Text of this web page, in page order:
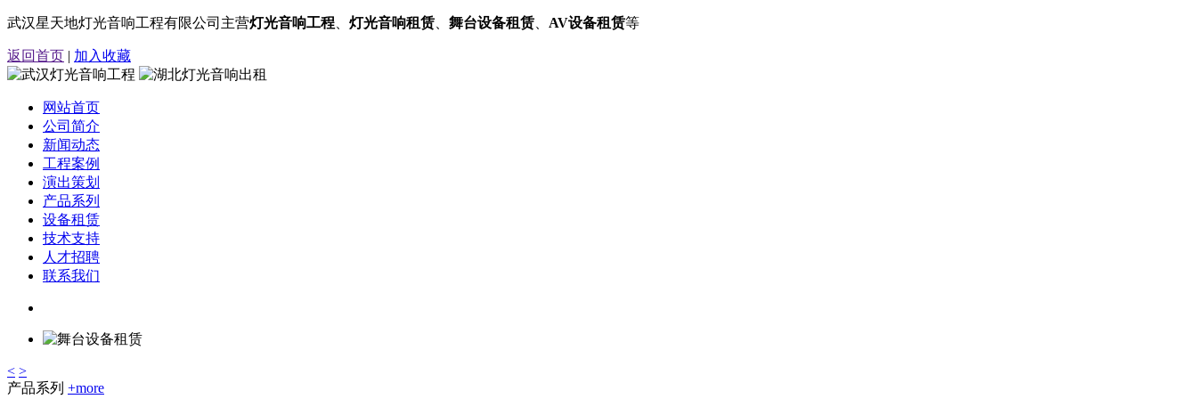
武汉星天地灯光音响工程有限公司主营灯光音响工程 灯光音响租赁 舞台设备租赁 AV设备租赁等
返回首页 | 加入收藏
网站首页
公司简介
新闻动态
工程案例
演出策划
产品系列
设备租赁
技术支持
人才招聘
联系我们
< >
产品系列 +more